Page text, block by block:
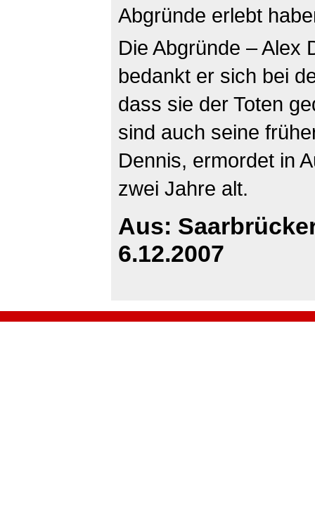
Abgründe erlebt
Die Abgründe – Alex
bedankt er sich bei
dass sie der Toten
sind auch seine
Dennis, ermordet in
zwei Jahre alt.
Aus:
6.12.2007